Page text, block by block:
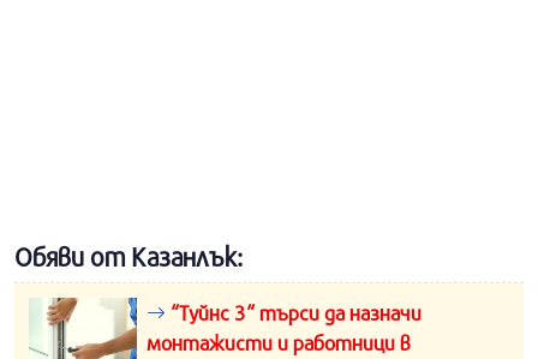
Обяви от Казанлък:
“Туйнс 3“ търси да назначи
монтажисти и работници в